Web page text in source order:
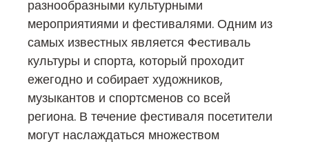
разнообразными культурными
мероприятиями и фестивалями. Одним из
самых известных является Фестиваль
культуры и спорта, который проходит
ежегодно и собирает художников,
музыкантов и спортсменов со всей
региона. В течение фестиваля посетители
могут наслаждаться множеством